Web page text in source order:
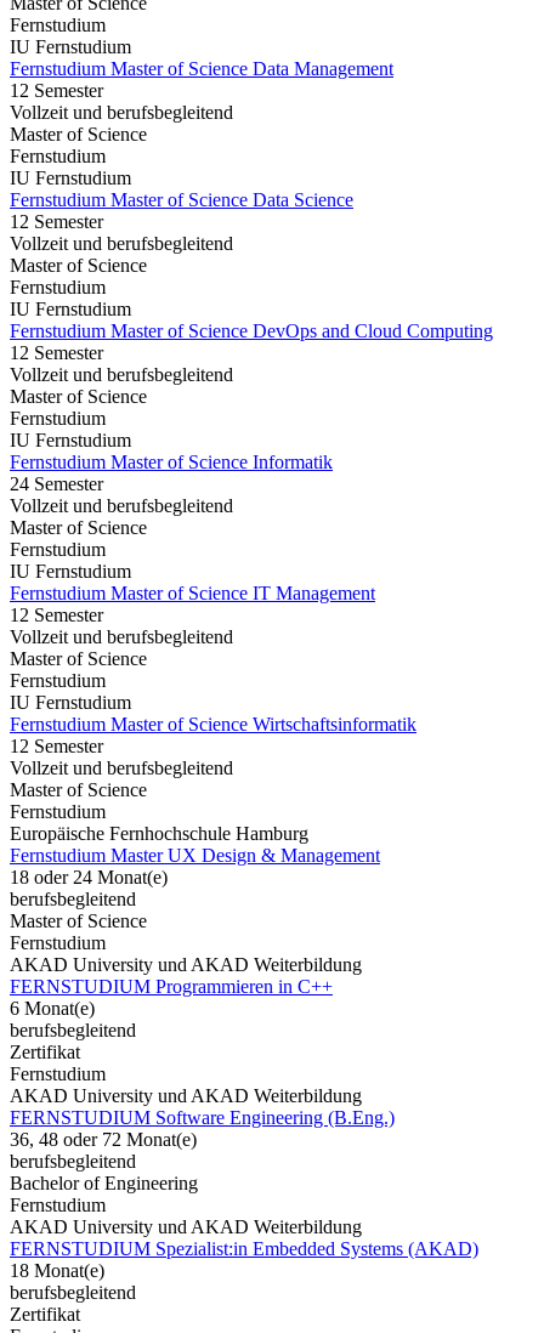
Fernstudium
IU Fernstudium
Fernstudium Master of Science Data Management
12 Semester
Vollzeit und berufsbegleitend
Master of Science
Fernstudium
IU Fernstudium
Fernstudium Master of Science Data Science
12 Semester
Vollzeit und berufsbegleitend
Master of Science
Fernstudium
IU Fernstudium
Fernstudium Master of Science DevOps and Cloud Computing
12 Semester
Vollzeit und berufsbegleitend
Master of Science
Fernstudium
IU Fernstudium
Fernstudium Master of Science Informatik
24 Semester
Vollzeit und berufsbegleitend
Master of Science
Fernstudium
IU Fernstudium
Fernstudium Master of Science IT Management
12 Semester
Vollzeit und berufsbegleitend
Master of Science
Fernstudium
IU Fernstudium
Fernstudium Master of Science Wirtschaftsinformatik
12 Semester
Vollzeit und berufsbegleitend
Master of Science
Fernstudium
Europäische Fernhochschule Hamburg
Fernstudium Master UX Design & Management
18 oder 24 Monat(e)
berufsbegleitend
Master of Science
Fernstudium
AKAD University und AKAD Weiterbildung
FERNSTUDIUM Programmieren in C++
6 Monat(e)
berufsbegleitend
Zertifikat
Fernstudium
AKAD University und AKAD Weiterbildung
FERNSTUDIUM Software Engineering (B.Eng.)
36, 48 oder 72 Monat(e)
berufsbegleitend
Bachelor of Engineering
Fernstudium
AKAD University und AKAD Weiterbildung
FERNSTUDIUM Spezialist:in Embedded Systems (AKAD)
18 Monat(e)
berufsbegleitend
Zertifikat